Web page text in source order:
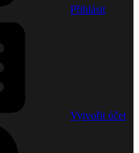
Přihlásit
Vytvořit účet